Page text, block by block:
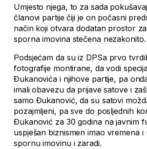
Umjesto njega, to za sada
članovi partije čiji je on počasni
način koji otvara dodatan prostor
sporna imovina stečena nezakonito.
Podsjećam da su iz DPSa prvo
fotografije montirane, da vodi
Đukanovića i njihove partije, pa
imali obavezu da prijave satove i
samo Đukanović, da su satovi
pozajmljeni, pa sve do posljednih
Đukanović za 30 godina na javnim
uspješan biznismen imao vremena i
spornu imovinu i zaradi.